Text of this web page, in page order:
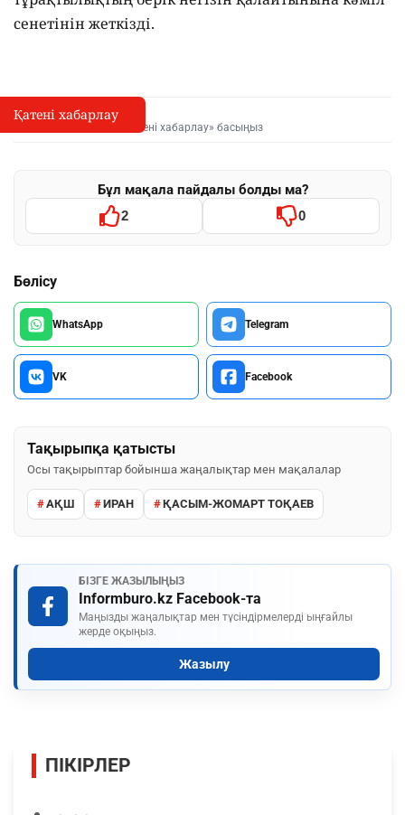
сенетінін жеткізді.
I
Қате туралы хабарлау
Мәтінді белгілеп, «Қатені хабарлау» басыңыз
Бұл мақала пайдалы болды ма?
2 0
Бөлісу
WhatsApp Telegram
VK Facebook
Тақырыпқа қатысты
Осы тақырыптар бойынша жаңалықтар мен мақалалар
АҚШ ИРАН ҚАСЫМ-ЖОМАРТ ТОҚАЕВ
БІЗГЕ ЖАЗЫЛЫҢЫЗ
Informburo.kz Facebook-та
Маңызды жаңалықтар мен түсіндірмелерді ыңғайлы
жерде оқыңыз.
Жазылу
Қатені хабарлау
ПІКІРЛЕР